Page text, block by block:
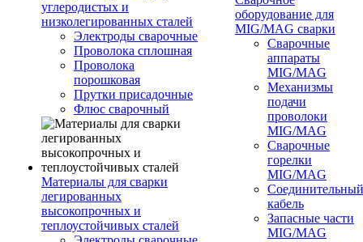
углеродистых и
низколегированных сталей
Электроды сварочные
Проволока сплошная
Проволока
порошковая
Прутки присадочные
Флюс сварочный
Материалы для сварки
легированных
высокопрочных и
теплоустойчивых сталей
оборудование для
MIG/MAG сварки
Сварочные
аппараты
MIG/MAG
Механизмы
подачи
проволоки
MIG/MAG
Сварочные
горелки
MIG/MAG
Соединительный
кабель
Запасные части
MIG/MAG